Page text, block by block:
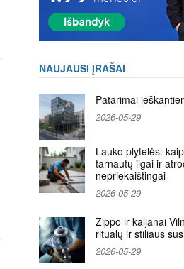
NAUJAUSI ĮRAŠAI
Patarimai
2026-05-29
Lauko plytelės:
tarnautų ilgai ir
nepriekaištingai
2026-05-29
Zippo ir kaljanai
ritualų ir stiliaus
2026-05-29